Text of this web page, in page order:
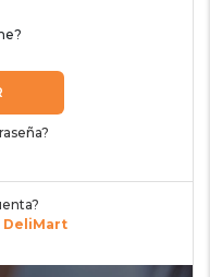
DeliMart